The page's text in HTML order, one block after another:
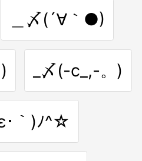
＿〆(´∀｀●)
_〆(-c_,-。)
･｀)ﾉ^☆